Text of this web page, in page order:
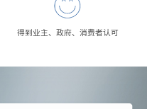
得到业主、政府、消费者认可